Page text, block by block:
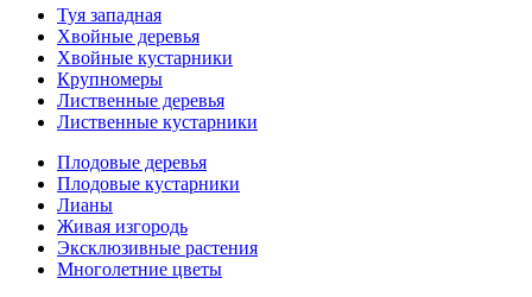
Туя западная
Хвойные деревья
Хвойные кустарники
Крупномеры
Лиственные деревья
Лиственные кустарники
Плодовые деревья
Плодовые кустарники
Лианы
Живая изгородь
Эксклюзивные растения
Многолетние цветы